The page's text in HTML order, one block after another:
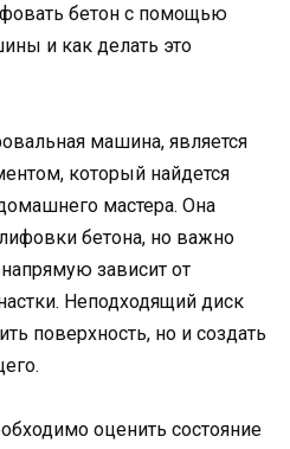
бетон с помощью
и как делать это
машина, является
который найдется
мастера. Она
бетона, но важно
зависит от
Неподходящий диск
поверхность, но и создать
оценить состояние